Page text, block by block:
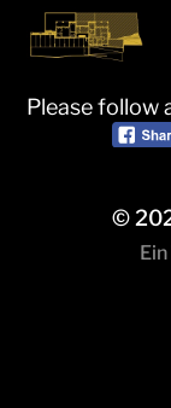
Please follow
©